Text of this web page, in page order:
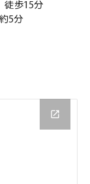
歩15分
5分